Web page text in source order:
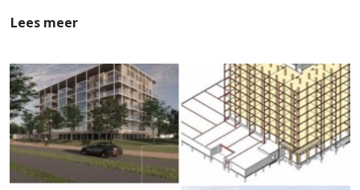
Lees meer